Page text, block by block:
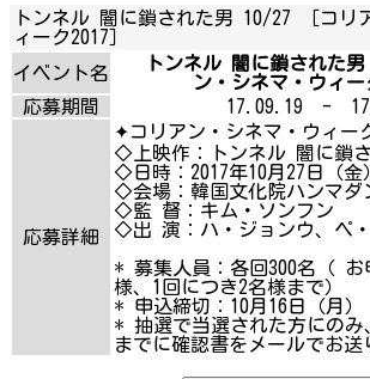
トンネル 闇に鎖された男 10/27 ［コリ
ィーク2017］
イベント名
トンネル 闇に鎖された
ン・シネマ・ウィー
応募期間
17.09.19 -
応募詳細
✦コリアン・シネマ・ウィー
◇上映作：トンネル 闇に鎖
◇日時：2017年10月27日（金
◇会場：韓国文化院ハンマダ
◇監 督：キム・ソンフン
◇出 演：ハ・ジョンウ、ペ
* 募集人員：各回300名（ お
様、1回につき2名様まで）
* 申込締切：10月16日（月）
* 抽選で当選された方にのみ
までに確認書をメールでお送